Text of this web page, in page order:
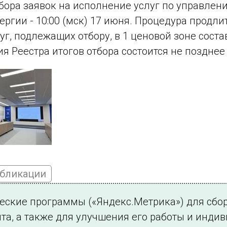
заявок на исполнение услуг по
- 10:00 (мск) 17 июня. Процедура
подлежащих отбору, в 1 ценовой зоне
Реестра итогов отбора состоится не
на новости
программы («Яндекс.Метрика») для
а также для улучшения его работы и